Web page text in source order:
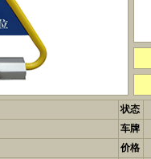
状态
车牌
价格